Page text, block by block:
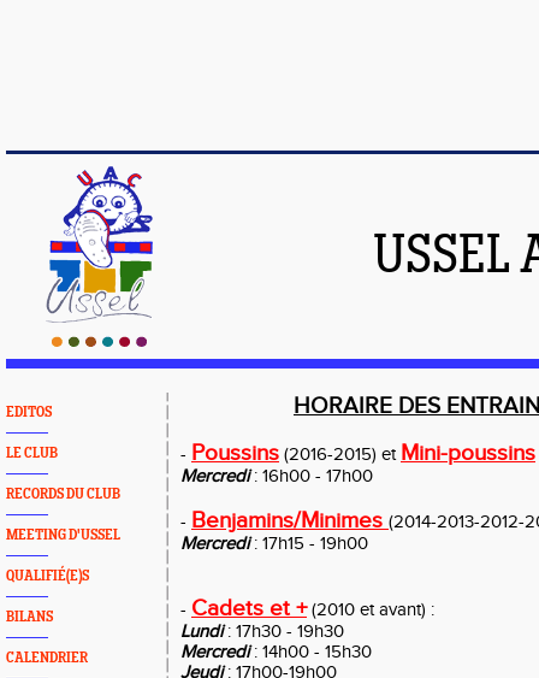
USSEL
EDITOS
LE CLUB
RECORDS DU CLUB
MEETING D'USSEL
QUALIFIÉ(E)S
BILANS
CALENDRIER
HORAIRE DES
- Poussins (2016-2015) et Mini-poussins
Mercredi: 16h00 - 17h00
- Benjamins/Minimes (2014-2013-2012-
Mercredi: 17h15 - 19h00
- Cadets et +(2010 et avant) :
Lundi: 17h30 - 19h30
Mercredi: 14h00 - 15h30
Jeudi: 17h00-19h00